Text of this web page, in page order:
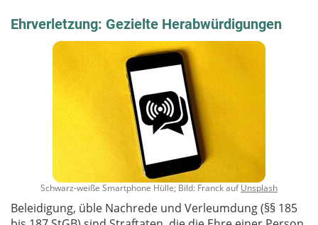
Ehrverletzung: Gezielte Herabwürdigungen
Schwarz-weiße Smartphone Hülle; Bild: Franck aufUnsplash
Beleidigung, üble Nachrede und Verleumdung (§§ 185